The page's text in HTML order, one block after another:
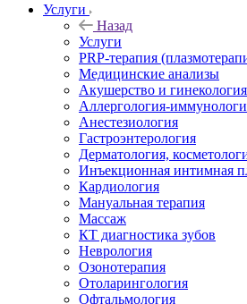
Услуги
Назад
Услуги
PRP-терапия
Медицинские анализы
Акушерство и гинекология
Аллергология-
Анестезиология
Гастроэнтерология
Дерматология,
Инъекционная интимная
Кардиология
Мануальная терапия
Массаж
КТ диагностика зубов
Неврология
Озонотерапия
Отоларингология
Офтальмология